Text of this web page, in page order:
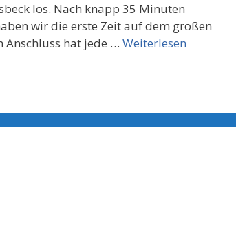
los. Nach knapp 35 Minuten
wir die erste Zeit auf dem großen
Anschluss hat jede … Weiterlesen